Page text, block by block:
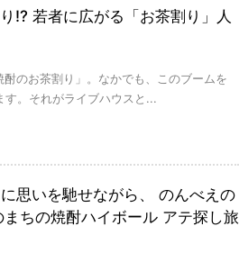
⁉ 若者に広がる「お茶割り」人
のお茶割り」。なかでも、このブームを
。それがライブハウスと...
思いを馳せながら、 のんべえの
ちの焼酎ハイボール アテ探し旅